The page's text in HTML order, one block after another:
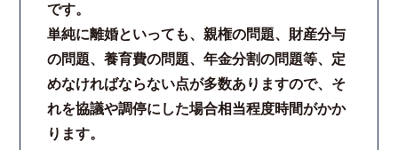
です。
単純に離婚といっても、親権の問題、財産分与
の問題、養育費の問題、年金分割の問題等、定
めなければならない点が多数ありますので、そ
れを協議や調停にした場合相当程度時間がかか
ります。